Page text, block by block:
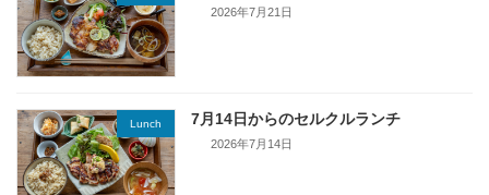
2026年7月21日
Lunch 7月14日からのセルクルランチ
2026年7月14日